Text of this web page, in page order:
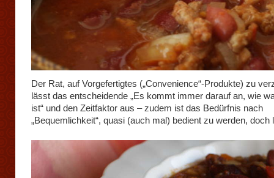
Der Rat, auf Vorgefertigtes („Convenience“-Produkte) zu
lässt das entscheidende „Es kommt immer darauf an, wie
ist“ und den Zeitfaktor aus – zudem ist das Bedürfnis nach
„Bequemlichkeit“, quasi (auch mal) bedient zu werden, doch